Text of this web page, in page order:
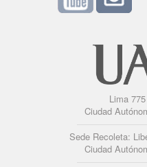
Lima
Ciudad
Sede Recoleta:
Ciudad